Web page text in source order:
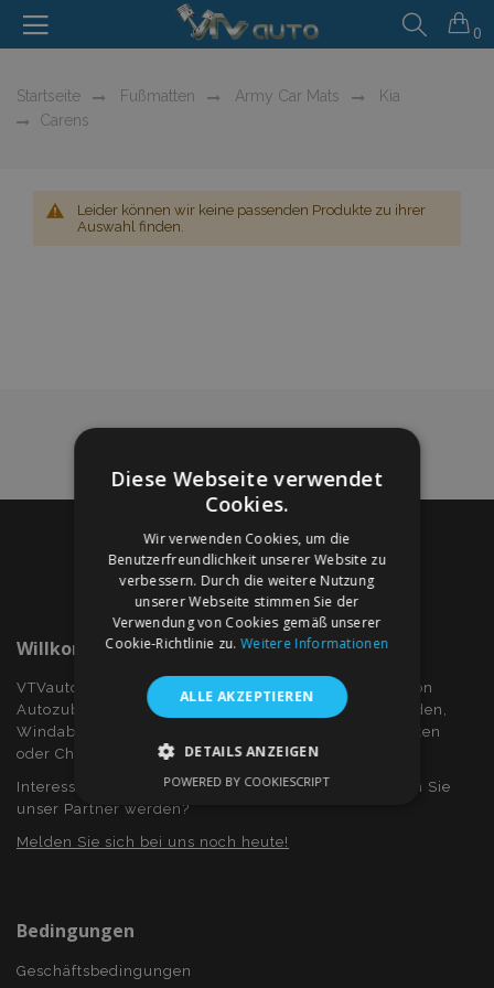
0
Startseite Fußmatten Army Car Mats
Kia
Carens
Leider können wir keine passenden Produkte zu ihrer
Auswahl finden.
Willkommen Bei VTVauto.at
VTVauto ist ein Einzelhändler und ein Großhändler von
Autozubehör wie z.B.: Radkappen, bzw. Radzierblenden,
Windabweiser für Seitenfenster, Sitzbezüge, Fuβmatten
oder Chromrahmen und Chromabdeckung...
Interessieren Sie sich für Dropshiping? Oder möchten Sie
unser Partner werden?
Melden Sie sich bei uns noch heute!
Bedingungen
Geschäftsbedingungen
Diese Webseite verwendet
Cookies.
Wir verwenden Cookies, um die
Benutzerfreundlichkeit unserer Website zu
verbessern. Durch die weitere Nutzung
unserer Webseite stimmen Sie der
Verwendung von Cookies gemäß unserer
Cookie-Richtlinie zu.Weitere Informationen
ALLE AKZEPTIEREN
DETAILS ANZEIGEN
PERFORMANCE
Unbedingt erforderlich
POWERED BY COOKIESCRIPT